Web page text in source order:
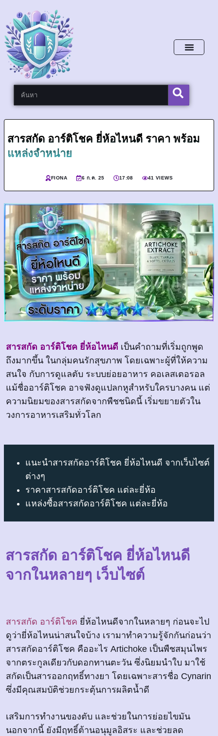
สารสกัด อาร์ติโชค ยี่ห้อไหนดี ราคา พร้อม
แหล่งจำหน่าย
FIONA 6 ก.ค. 25 17:08 41 VIEWS
สารสกัด อาร์ติโชค ยี่ห้อไหนดี เป็นคำถามที่เริ่มถูกพูด
ถึงมากขึ้น ในกลุ่มคนรักสุขภาพ โดยเฉพาะผู้ที่ให้ความ
สนใจ กับการดูแลตับ ระบบย่อยอาหาร คอเลสเตอรอล
แม้ชื่ออาร์ติโชค อาจฟังดูแปลกหูสำหรับใครบางคน แต่
ความนิยมของสารสกัดจากพืชชนิดนี้ เริ่มขยายตัวใน
วงการอาหารเสริมทั่วโลก
แนะนำสารสกัดอาร์ติโชค ยี่ห้อไหนดี จากเว็บไซต์
ต่างๆ
ราคาสารสกัดอาร์ติโชค แต่ละยี่ห้อ
แหล่งซื้อสารสกัดอาร์ติโชค แต่ละยี่ห้อ
สารสกัด อาร์ติโชค ยี่ห้อไหนดี
จากในหลายๆ เว็บไซต์
สารสกัด อาร์ติโชค ยี่ห้อไหนดีจากในหลายๆ ก่อนจะไป
ดูว่ายี่ห้อไหนน่าสนใจบ้าง เรามาทำความรู้จักกันก่อนว่า
สารสกัดอาร์ติโชค คืออะไร Artichoke เป็นพืชสมุนไพร
จากตระกูลเดียวกับดอกทานตะวัน ซึ่งนิยมนำใบ มาใช้
สกัดเป็นสารออกฤทธิ์ทางยา โดยเฉพาะสารชื่อ Cynarin
ซึ่งมีคุณสมบัติช่วยกระตุ้นการผลิตน้ำดี
เสริมการทำงานของตับ และช่วยในการย่อยไขมัน
นอกจากนี้ ยังมีฤทธิ์ต้านอนุมูลอิสระ และช่วยลด